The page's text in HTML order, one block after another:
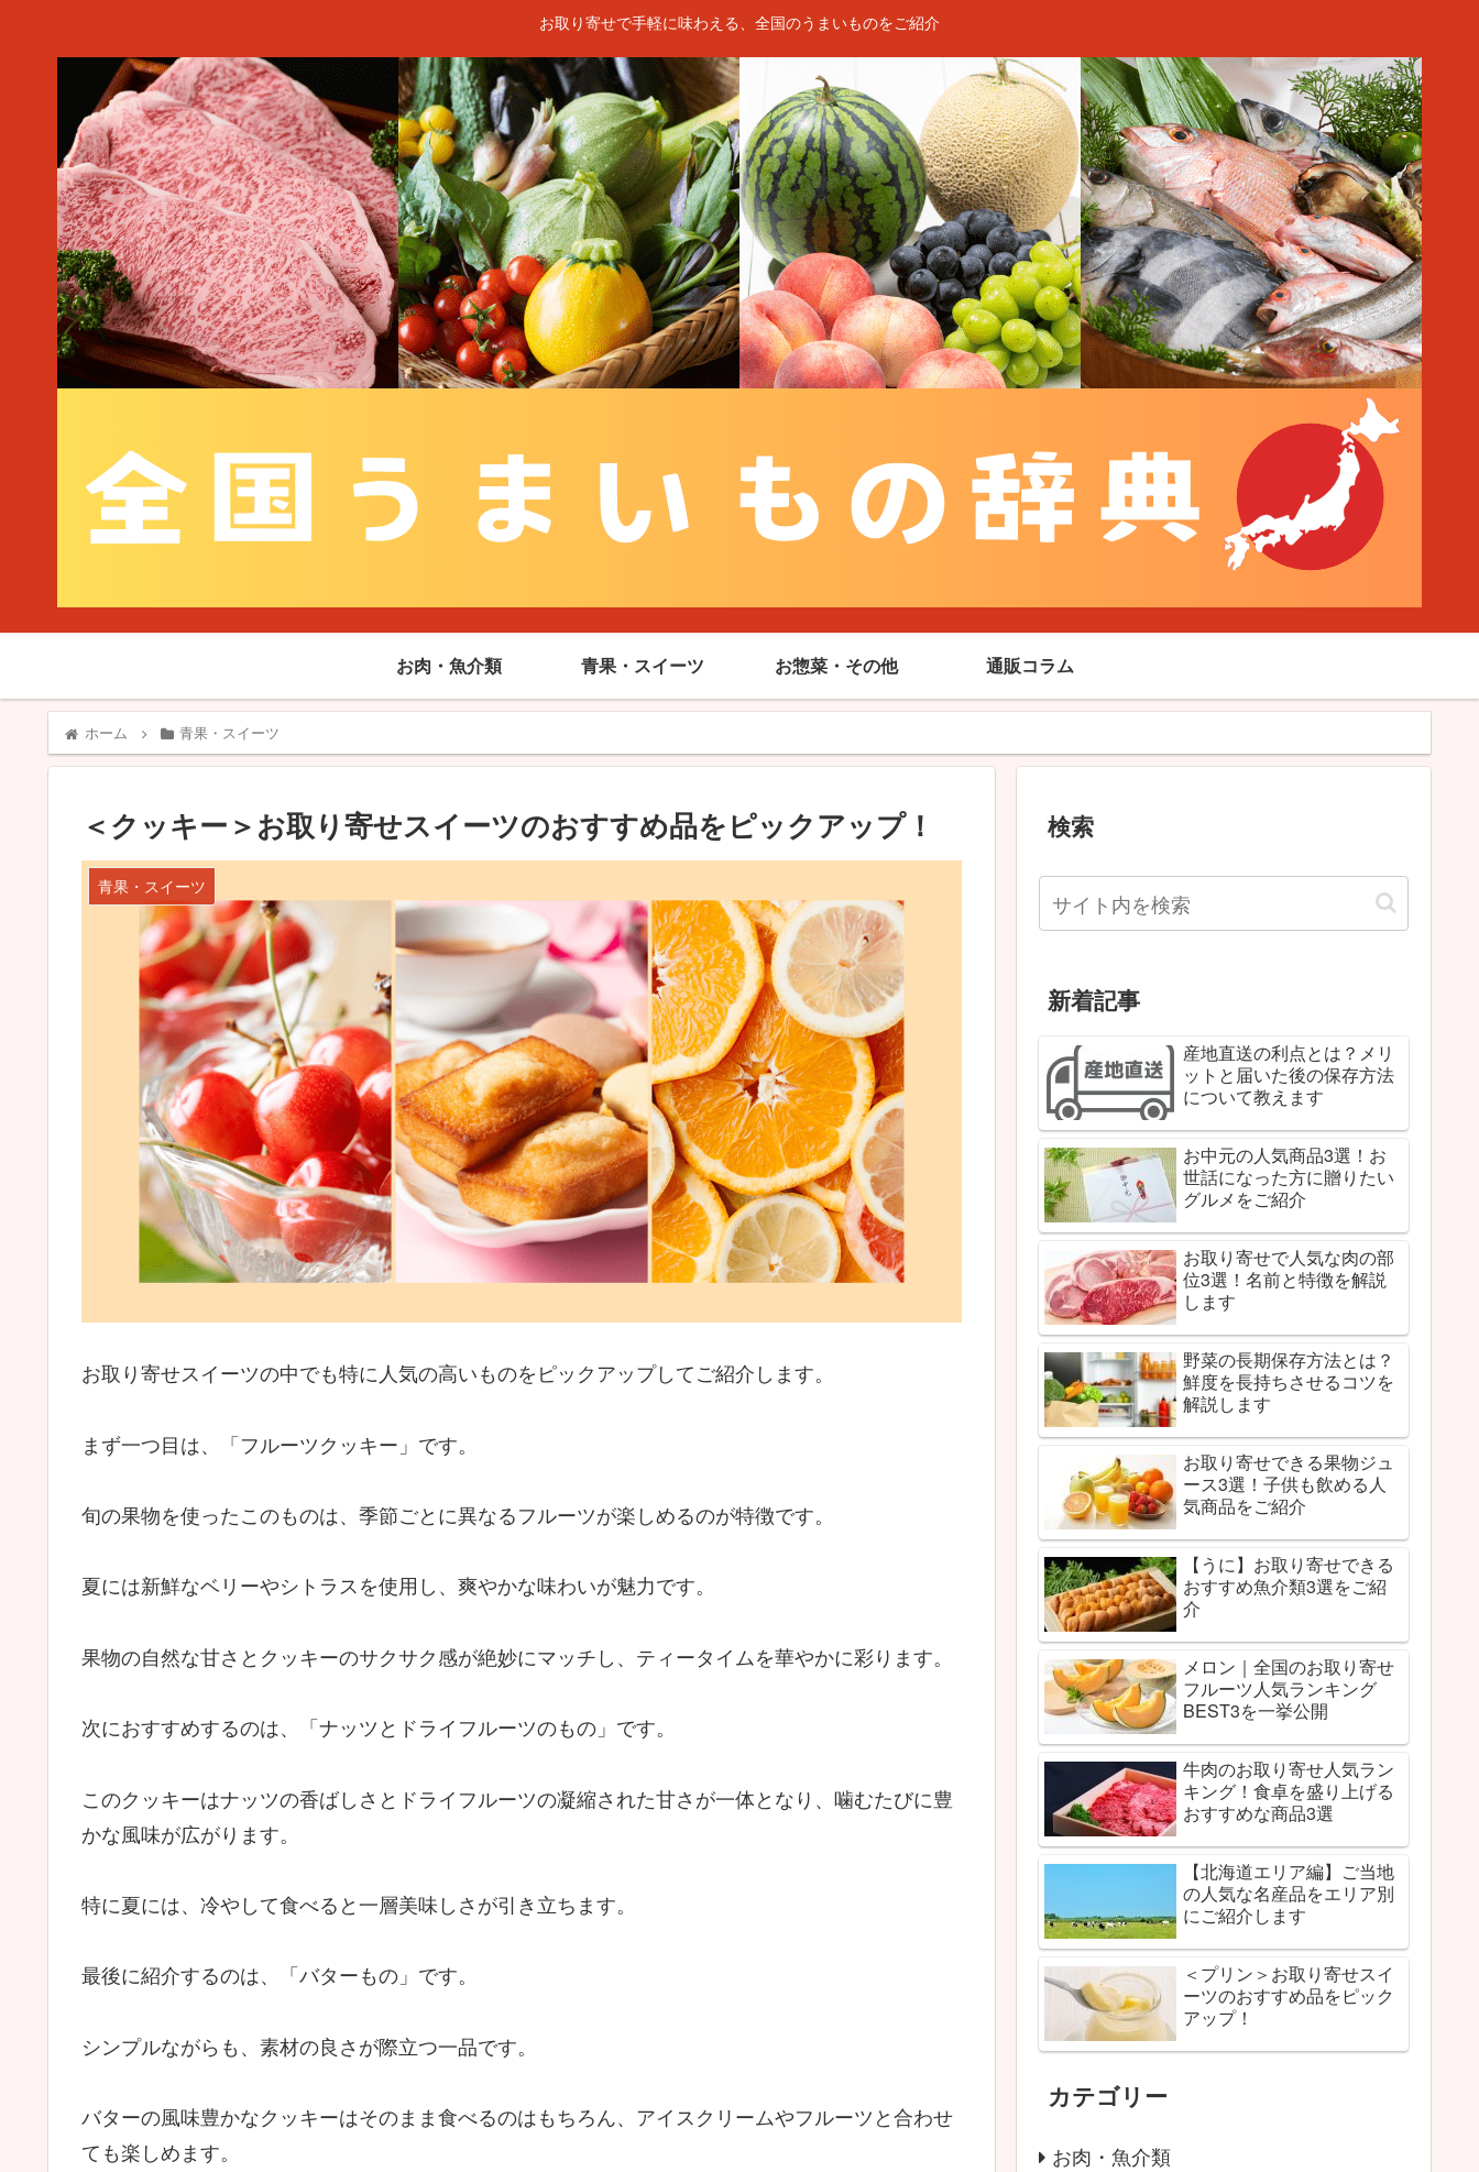
お取り寄せで手軽に味わえる、全国のうまいものをご紹介
お肉・魚介類 青果・スイーツ お惣菜・その他 通販コラム
ホーム 青果・スイーツ
＜クッキー＞お取り寄せスイーツのおすすめ品をピックアップ！
青果・スイーツ
お取り寄せスイーツの中でも特に人気の高いものをピックアップしてご紹介します。
まず一つ目は、「フルーツクッキー」です。
旬の果物を使ったこのものは、季節ごとに異なるフルーツが楽しめるのが特徴です。
夏には新鮮なベリーやシトラスを使用し、爽やかな味わいが魅力です。
果物の自然な甘さとクッキーのサクサク感が絶妙にマッチし、ティータイムを華やかに彩ります。
次におすすめするのは、「ナッツとドライフルーツのもの」です。
このクッキーはナッツの香ばしさとドライフルーツの凝縮された甘さが一体となり、噛むたびに豊
かな風味が広がります。
特に夏には、冷やして食べると一層美味しさが引き立ちます。
最後に紹介するのは、「バターもの」です。
シンプルながらも、素材の良さが際立つ一品です。
バターの風味豊かなクッキーはそのまま食べるのはもちろん、アイスクリームやフルーツと合わせ
ても楽しめます。
検索
新着記事
産地直送の利点とは？メリ
ットと届いた後の保存方法
について教えます
お中元の人気商品3選！お
世話になった方に贈りたい
グルメをご紹介
お取り寄せで人気な肉の部
位3選！名前と特徴を解説
します
野菜の長期保存方法とは？
鮮度を長持ちさせるコツを
解説します
お取り寄せできる果物ジュ
ース3選！子供も飲める人
気商品をご紹介
【うに】お取り寄せできる
おすすめ魚介類3選をご紹
介
メロン｜全国のお取り寄せ
フルーツ人気ランキング
BEST3を一挙公開
牛肉のお取り寄せ人気ラン
キング！食卓を盛り上げる
おすすめな商品3選
【北海道エリア編】ご当地
の人気な名産品をエリア別
にご紹介します
＜プリン＞お取り寄せスイ
ーツのおすすめ品をピック
アップ！
カテゴリー
お肉・魚介類